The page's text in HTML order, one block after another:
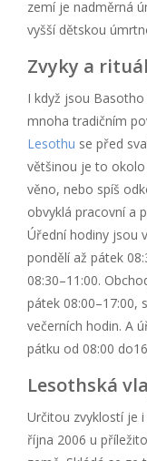
zemí je nadměrná
vyšší dětskou
Zvyky a
I když jsou
mnoha tradičním
Lesothu se před
většinou je to
věno, nebo spíš
obvyklá pracovní a
Úřední hodiny jsou
pondělí až pátek
08:30–11:00.
pátek 08:00–17:00,
večerních hodin. A
pátku od 08:00
Lesothská
Určitou zvyklostí je
října 2006 u